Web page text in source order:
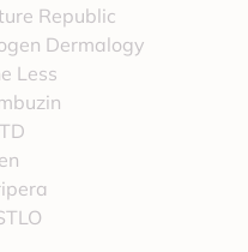
Republic
Dermalogy
Less